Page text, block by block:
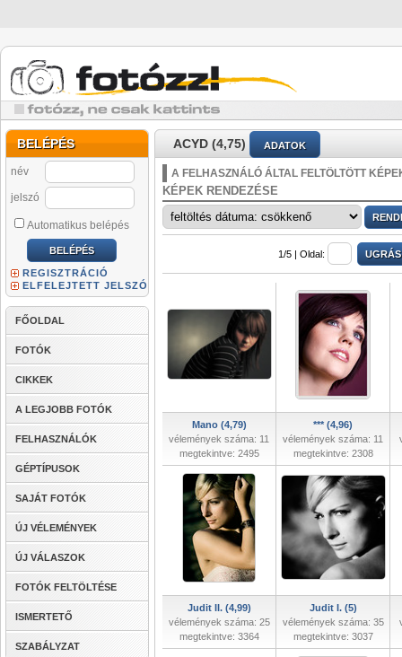
BELÉPÉS
név
jelszó
Automatikus belépés
REGISZTRÁCIÓ
ELFELEJTETT JELSZÓ
FŐOLDAL
FOTÓK
CIKKEK
A LEGJOBB FOTÓK
FELHASZNÁLÓK
GÉPTÍPUSOK
SAJÁT FOTÓK
ÚJ VÉLEMÉNYEK
ÚJ VÁLASZOK
FOTÓK FELTÖLTÉSE
ISMERTETŐ
SZABÁLYZAT
ACYD (4,75) ADATOK
A FELHASZNÁLÓ ÁLTAL FELTÖLTÖTT
KÉPEK RENDEZÉSE
1/5 | Oldal:
Mano (4,79)
vélemények száma: 11
megtekintve: 2495
*** (4,96)
vélemények száma: 11
megtekintve: 2308
Judit II. (4,99)
vélemények száma: 25
megtekintve: 3364
Judit I. (5)
vélemények száma: 35
megtekintve: 3037